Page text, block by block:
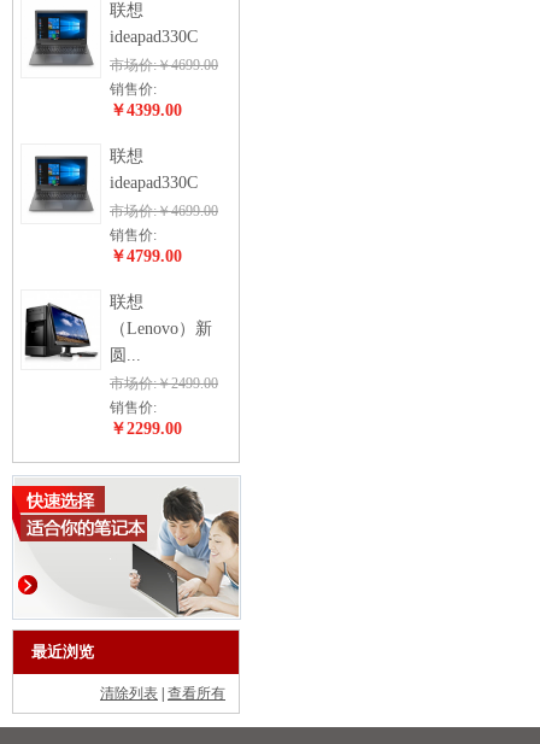
联想
ideapad330C
市场价:￥4699.00
销售价:
￥4399.00
联想
ideapad330C
市场价:￥4699.00
销售价:
￥4799.00
联想
（Lenovo）新
圆...
市场价:￥2499.00
销售价:
￥2299.00
最近浏览
清除列表 查看所有